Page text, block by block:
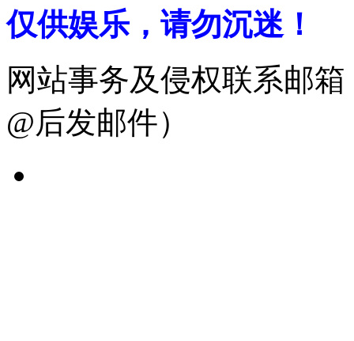
仅供娱乐，请勿沉迷！
网站事务及侵权联系邮箱
@后发邮件）